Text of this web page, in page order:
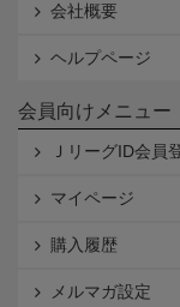
会社概要
ヘルプページ
会員向けメニュー
ＪリーグID会員
マイページ
購入履歴
メルマガ設定